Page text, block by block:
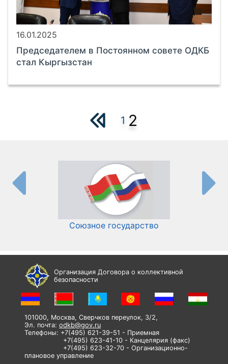
16.01.2025
Председателем в Постоянном совете ОДКБ
стал Кыргызстан
1 2
Союзное государство
Организация Договора о коллективной
безопасности
101000, Москва, Сверчков переулок, 3/2,
Эл. почта: odkb@gov.ru
Телефоны: +7(495) 621-39-51 - Приемная
+7(495) 623-41-10 - Канцелярия (факс)
+7(495) 623-32-70 - Организационно-
плановое управление